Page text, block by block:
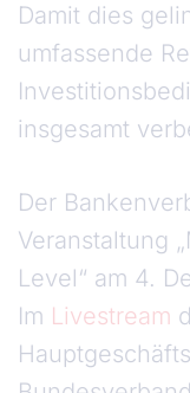
Damit dies
umfassende
insgesamt
Der
Veranstaltung
Level“ am 4.
Im Livestream